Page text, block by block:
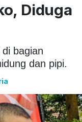
Diduga
bagian
dan pipi.